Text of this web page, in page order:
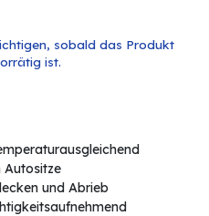
sobald das Produkt
ist.
Autositze
und Abrieb